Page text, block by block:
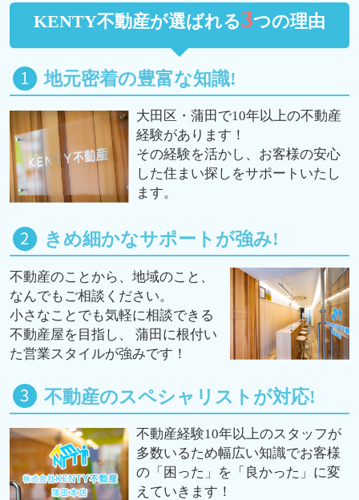
KENTY不動産が選ばれる3つの理由
地元密着の豊富な知識!
大田区・蒲田で10年以上の不動産
経験があります！
その経験を活かし、お客様の安心
した住まい探しをサポートいたし
ます。
きめ細かなサポートが強み!
不動産のことから、地域のこと、
なんでもご相談ください。
小さなことでも気軽に相談できる
不動産屋を目指し、 蒲田に根付い
た営業スタイルが強みです！
不動産のスペシャリストが対応!
不動産経験10年以上のスタッフが
多数いるため幅広い知識でお客様
の「困った」を「良かった」に変
えていきます！